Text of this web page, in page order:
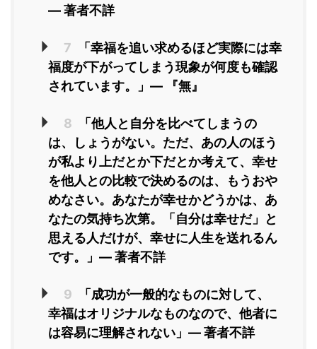
― 著者不詳
7
「幸福を追い求めるほど実際には幸
福度が下がってしまう現象が何度も確認
されています。」― 『無』
8
「他人と自分を比べてしまうの
は、しょうがない。ただ、あの人のほう
が私より上だとか下だとか考えて、幸せ
を他人との比較で決めるのは、もうおや
めなさい。あなたが幸せかどうかは、あ
なたの気持ち次第。「自分は幸せだ」と
思える人だけが、幸せに人生を送れるん
です。」― 著者不詳
9
「成功が一般的なものに対して、
幸福はオリジナルなものなので、他者に
は容易に理解されない」― 著者不詳